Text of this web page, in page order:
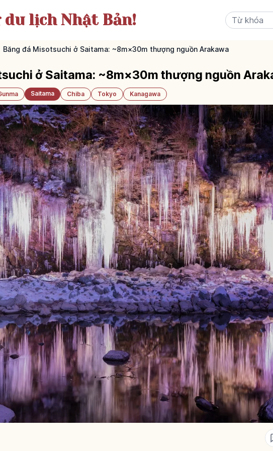
du lịch Nhật Bản!
Băng đá Misotsuchi ở Saitama: ~8m×30m thượng nguồn Arakawa
ở Saitama: ~8m×30m thượng nguồn
Saitama Chiba Tokyo Kanagawa